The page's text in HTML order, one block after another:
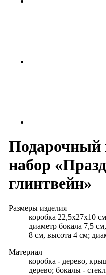
Подарочный
набор
глинтвейн»
Размеры изделия
коробка 22,5х27х10
диаметр бокала 7,5
8 см, высота 4 см;
Материал
коробка - дерево,
дерево; бокалы -